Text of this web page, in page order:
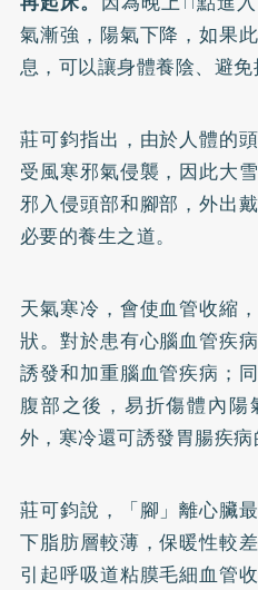
氣漸強，陽氣下降，如果
息，可以讓身體養陰、避免
莊可鈞指出，由於人體的
受風寒邪氣侵襲，因此大
邪入侵頭部和腳部，外出
必要的養生之道。
天氣寒冷，會使血管收縮
狀。對於患有心腦血管疾
誘發和加重腦血管疾病；
腹部之後，易折傷體內
外，寒冷還可誘發胃腸疾病
莊可鈞說，「腳」離心臟
下脂肪層較薄，保暖性較
引起呼吸道粘膜毛細血管